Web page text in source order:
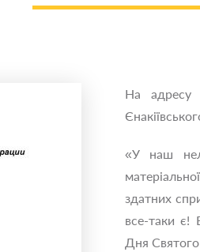
На адресу
«У наш
здатних
все-таки є!
Дня